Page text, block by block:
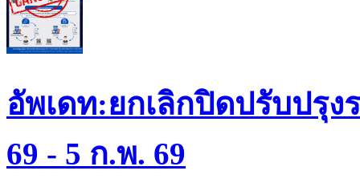
อัพเดท:ยกเลิกปิดปรับปรุ
69 - 5 ก.พ. 69